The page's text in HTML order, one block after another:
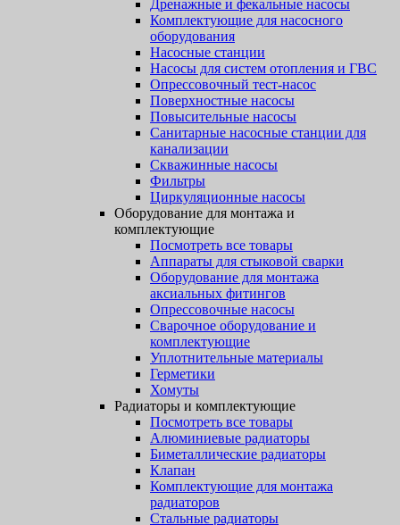
Дренажные и фекальные насосы
Комплектующие для насосного
оборудования
Насосные станции
Насосы для систем отопления и ГВС
Опрессовочный тест-насос
Поверхностные насосы
Повысительные насосы
Санитарные насосные станции для
канализации
Скважинные насосы
Фильтры
Циркуляционные насосы
Оборудование для монтажа и
комплектующие
Посмотреть все товары
Аппараты для стыковой сварки
Оборудование для монтажа
аксиальных фитингов
Опрессовочные насосы
Сварочное оборудование и
комплектующие
Уплотнительные материалы
Герметики
Хомуты
Радиаторы и комплектующие
Посмотреть все товары
Алюминиевые радиаторы
Биметаллические радиаторы
Клапан
Комплектующие для монтажа
радиаторов
Стальные радиаторы